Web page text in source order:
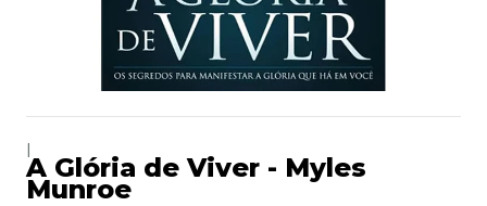
A Glória de Viver - Myles
Munroe